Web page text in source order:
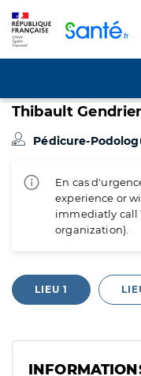
Thibault Gendrier
Pédicure-
En cas
experience or
immediatly call
organization).
LIEU 1